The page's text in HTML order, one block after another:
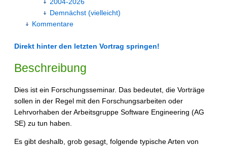
Demnächst (vielleicht)
Kommentare
Direkt hinter den letzten Vortrag springen!
Beschreibung
Dies ist ein Forschungsseminar. Das bedeutet, die Vorträge
sollen in der Regel mit den Forschungsarbeiten oder
Lehrvorhaben der Arbeitsgruppe Software Engineering (AG
SE) zu tun haben.
Es gibt deshalb, grob gesagt, folgende typische Arten von